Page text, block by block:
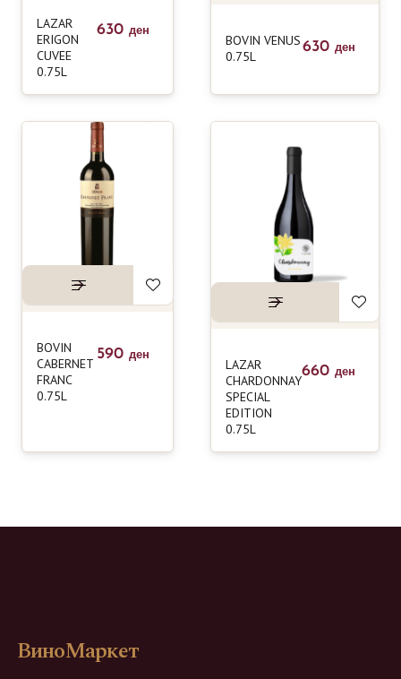
LAZAR
ERIGON
CUVEE
0.75L
630 ден
BOVIN VENUS
0.75L
630 ден
BOVIN
CABERNET
FRANC
0.75L
590 ден
LAZAR
CHARDONNAY
SPECIAL
EDITION
0.75L
660 ден
ВиноМаркет